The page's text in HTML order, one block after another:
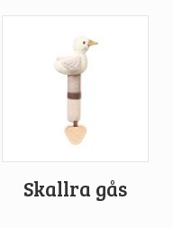
Skallra gås